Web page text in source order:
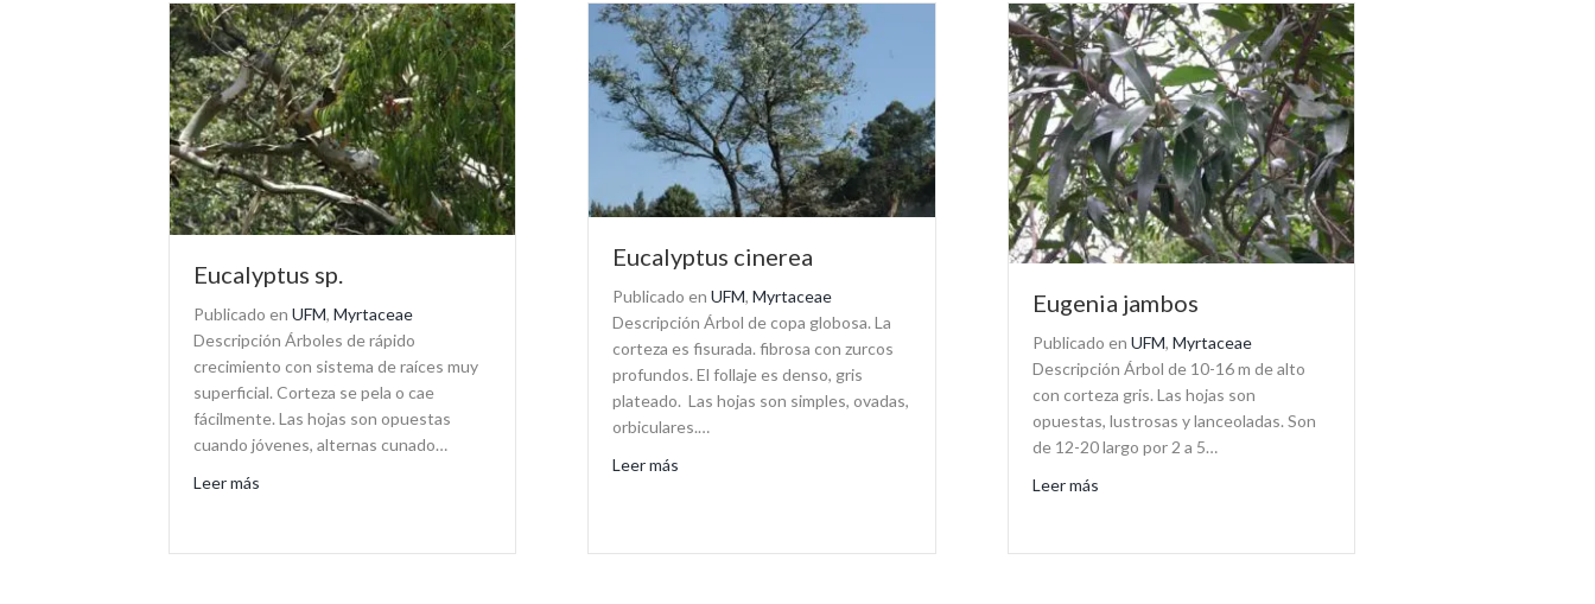
Eucalyptus sp.
Publicado en UFM, Myrtaceae
Descripción Árboles de rápido
crecimiento con sistema de raíces muy
superficial. Corteza se pela o cae
fácilmente. Las hojas son opuestas
cuando jóvenes, alternas cunado…
Leer más
Eucalyptus cinerea
Publicado en UFM,Myrtaceae
Descripción Árbol de copa globosa. La
corteza es fisurada. fibrosa con zurcos
profundos. El follaje es denso, gris
plateado. Las hojas son simples, ovadas,
orbiculares.…
Leer más
Eugenia jambos
Publicado en UFM, Myrtaceae
Descripción Árbol de 10-16 m de alto
con corteza gris. Las hojas son
opuestas, lustrosas y lanceoladas. Son
de 12-20 largo por 2 a 5…
Leer másabout Eugenia jambos